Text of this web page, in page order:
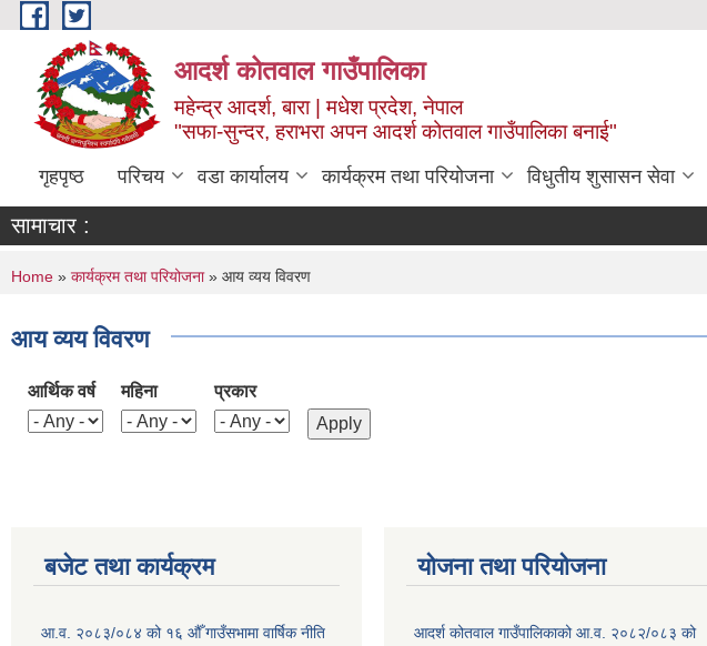
Skip to main content
आदर्श कोतवाल गाउँपालिका
महेन्द्र आदर्श, बारा | मधेश प्रदेश, नेपाल
"सफा-सुन्दर, हराभरा अपन आदर्श कोतवाल गाउँपालिका बनाई"
गृहपृष्ठ परिचय वडा कार्यालय कार्यक्रम तथा परियोजना विधुतीय शुसासन सेवा
सामाचार :
You are here
Home » कार्यक्रम तथा परियोजना» आय व्यय विवरण
आय व्यय विवरण
आर्थिक वर्ष महिना प्रकार
बजेट तथा कार्यक्रम
आ.व. २०८३/०८४ को १६ औँ गाउँसभामा वार्षिक नीति
योजना तथा परियोजना
आदर्श कोतवाल गाउँपालिकाको आ.व. २०८२/०८३ को